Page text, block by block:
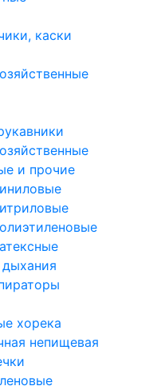
каски
и прочие
хорека
непищевая